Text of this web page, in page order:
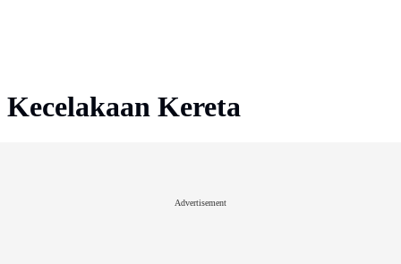
Kecelakaan Kereta
Advertisement